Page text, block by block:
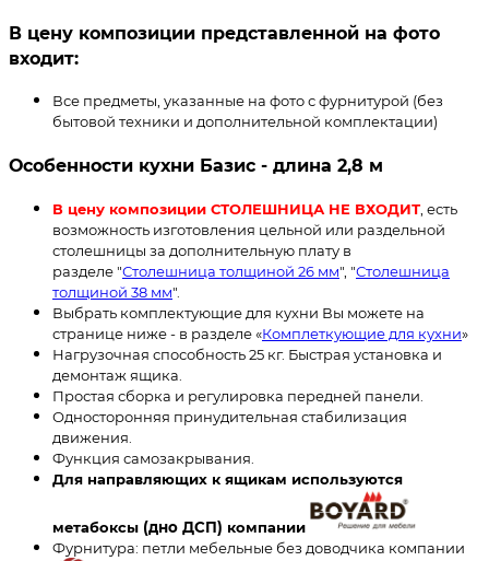
В цену композиции представленной на фото
входит:
Все предметы, указанные на фото с фурнитурой (без
бытовой техники и дополнительной комплектации)
Особенности кухни Базис - длина 2,8 м
В цену композиции СТОЛЕШНИЦА НЕ ВХОДИТ, есть
возможность изготовления цельной или раздельной
столешницы за дополнительную плату в
разделе "Столешница толщиной 26 мм", "Столешница
толщиной 38 мм".
Выбрать комплектующие для кухни Вы можете на
странице ниже - в разделе «Комплеткующие для кухни»
Нагрузочная способность 25 кг. Быстрая установка и
демонтаж ящика.
Простая сборка и регулировка передней панели.
Односторонняя принудительная стабилизация
движения.
Функция самозакрывания.
Для направляющих к ящикам используются
метабоксы (дно ДСП) компании
Фурнитура: петли мебельные без доводчика компании